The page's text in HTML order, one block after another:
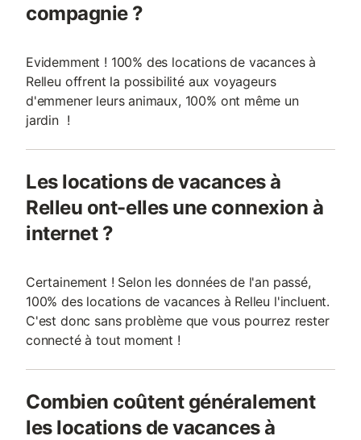
compagnie ?
Evidemment ! 100% des locations de vacances à
Relleu offrent la possibilité aux voyageurs
d'emmener leurs animaux, 100% ont même un
jardin !
Les locations de vacances à
Relleu ont-elles une connexion à
internet ?
Certainement ! Selon les données de l'an passé,
100% des locations de vacances à Relleu l'incluent.
C'est donc sans problème que vous pourrez rester
connecté à tout moment !
Combien coûtent généralement
les locations de vacances à